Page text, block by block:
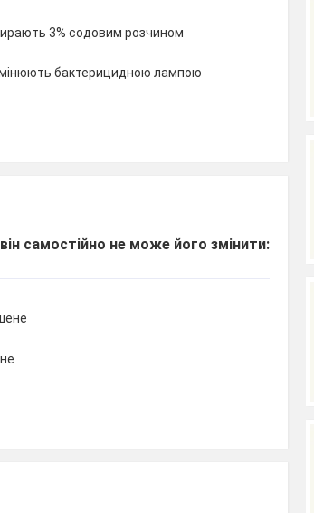
3% содовим розчином
бактерицидною лампою
самостійно не може його змінити: